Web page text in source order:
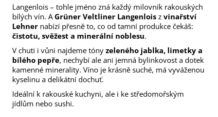
Langenlois – tohle jméno zná každý milovník rakouských
bílých vín. A Grüner Veltliner Langenlois z vinařství
Lehner nabízí přesně to, co od tamní produkce čekáš:
čistotu, svěžest a minerální noblesu.
V chuti i vůni najdeme tóny zeleného jablka, limetky a
bílého pepře, nechybí ale ani jemná bylinkovost a dotek
kamenné minerality. Víno je krásně suché, má vyváženou
kyselinu a delikátní dochuť.
Ideální k rakouské kuchyni, ale i ke středomořským
jídlům nebo sushi.